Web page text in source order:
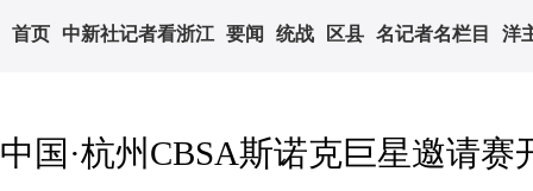
首页 中新社记者看浙江 要闻 统战 区县 名记者名栏目 洋
中国·杭州CBSA斯诺克巨星邀请赛